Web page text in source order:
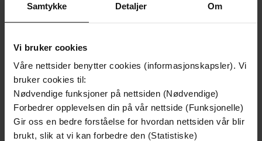
Samtykke Detaljer Om
Vi bruker cookies
Våre nettsider benytter cookies (informasjonskapsler). Vi
bruker cookies til:
Nødvendige funksjoner på nettsiden (Nødvendige)
Forbedrer opplevelsen din på vår nettside (Funksjonelle)
Gir oss en bedre forståelse for hvordan nettsiden vår blir
brukt, slik at vi kan forbedre den (Statistiske)
Andre har også kjøpt
Vinner av Rivertonprisen Første gang på tilbud